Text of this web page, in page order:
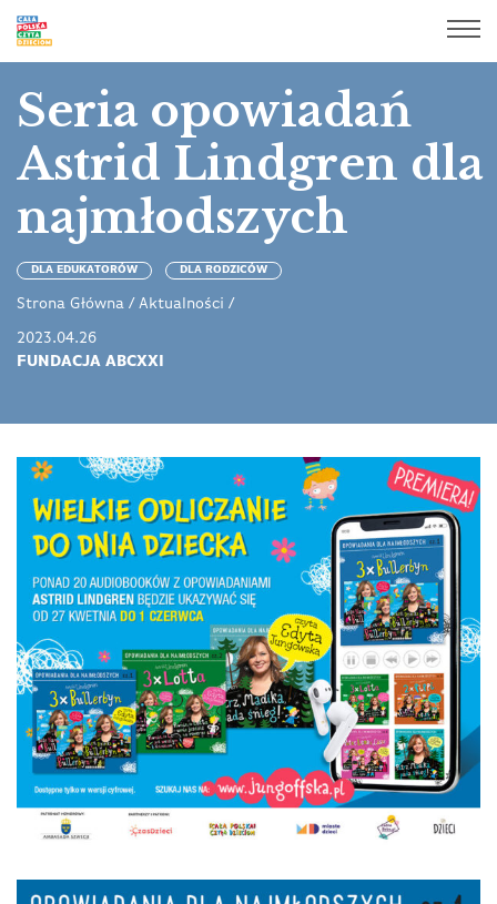
Seria opowiadań
Astrid Lindgren dla
najmłodszych
DLA EDUKATORÓW DLA RODZICÓW
Strona Główna / Aktualności /
2023.04.26
FUNDACJA ABCXXI